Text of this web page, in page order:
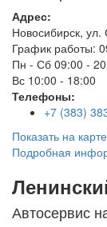
Адрес:
Новосибирск, ул.
График работы:
Пн - Сб 09:00 -
Вс 10:00 - 18:00
Телефоны:
+7 (383)
Показать на карте
Подробная
Автосервис